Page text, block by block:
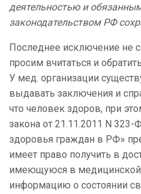
деятельностью и
законодательством РФ
Последнее исключение не
просим вчитаться и
У мед. организации
выдавать заключения и
что человек здоров, при
закона от 21.11.2011 N
здоровья граждан в РФ»
имеет право получить в
имеющуюся в медицинской
информацию о состоянии